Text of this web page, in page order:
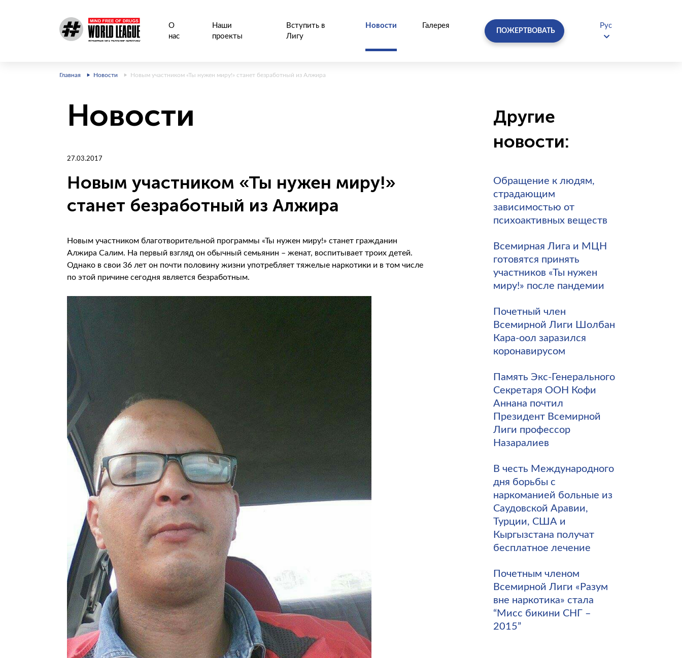
О
нас
Наши
проекты
Вступить в
Лигу
Новости Галерея
ПОЖЕРТВОВАТЬ
Рус
Главная Новости Новым участником «Ты нужен миру!» станет безработный из Алжира
Новости
27.03.2017
Новым участником «Ты нужен миру!»
станет безработный из Алжира
Новым участником благотворительной программы «Ты нужен миру!» станет гражданин
Алжира Салим. На первый взгляд он обычный семьянин – женат, воспитывает троих детей.
Однако в свои 36 лет он почти половину жизни употребляет тяжелые наркотики и в том числе
по этой причине сегодня является безработным.
Другие
новости:
Обращение к людям,
страдающим
зависимостью от
психоактивных веществ
Всемирная Лига и МЦН
готовятся принять
участников «Ты нужен
миру!» после пандемии
Почетный член
Всемирной Лиги Шолбан
Кара-оол заразился
коронавирусом
Память Экс-Генерального
Секретаря ООН Кофи
Аннана почтил
Президент Всемирной
Лиги профессор
Назаралиев
В честь Международного
дня борьбы с
наркоманией больные из
Саудовской Аравии,
Турции, США и
Кыргызстана получат
бесплатное лечение
Почетным членом
Всемирной Лиги «Разум
вне наркотика» стала
“Мисс бикини СНГ –
2015”